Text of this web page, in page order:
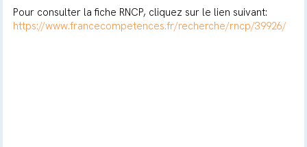
Pour consulter la fiche RNCP, cliquez sur le lien suivant:
https://www.francecompetences.fr/recherche/rncp/39926/